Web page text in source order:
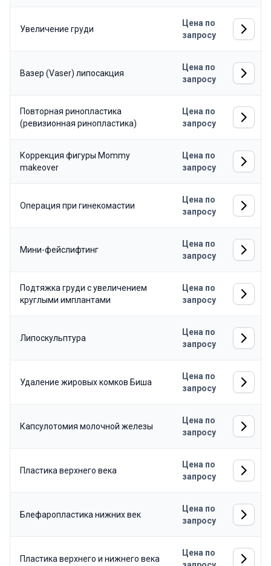
Увеличение груди
Цена по
запросу
Вазер (Vaser) липосакция
Цена по
запросу
Повторная ринопластика
(ревизионная ринопластика)
Цена по
запросу
Коррекция фигуры Mommy
makeover
Цена по
запросу
Операция при гинекомастии
Цена по
запросу
Мини-фейслифтинг
Цена по
запросу
Подтяжка груди с увеличением
круглыми имплантами
Цена по
запросу
Липоскульптура
Цена по
запросу
Удаление жировых комков Биша
Цена по
запросу
Капсулотомия молочной железы
Цена по
запросу
Пластика верхнего века
Цена по
запросу
Блефаропластика нижних век
Цена по
запросу
Пластика верхнего и нижнего века
Цена по